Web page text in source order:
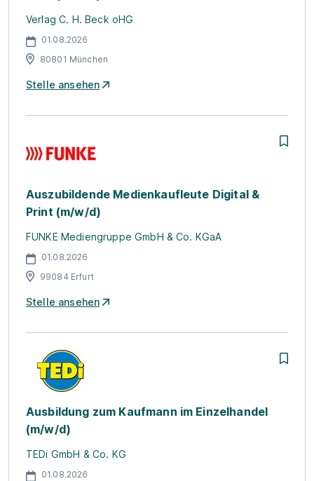
Verlag C. H. Beck oHG
01.08.2026
80801 München
Stelle ansehen
Auszubildende Medienkaufleute Digital &
Print (m/w/d)
FUNKE Mediengruppe GmbH & Co. KGaA
01.08.2026
99084 Erfurt
Stelle ansehen
Ausbildung zum Kaufmann im Einzelhandel
(m/w/d)
TEDi GmbH & Co. KG
01.08.2026